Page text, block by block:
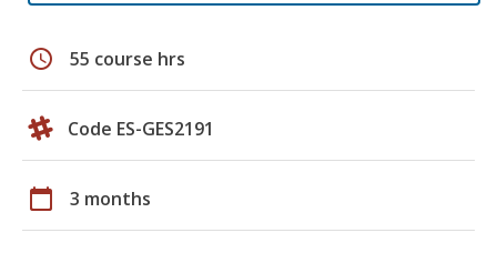
schedule 55 course hrs
Code ES-GES2191
calendar_today 3 months